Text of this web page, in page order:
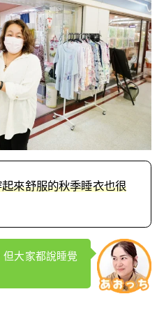
起來舒服的秋季睡衣也很
大家都說睡覺